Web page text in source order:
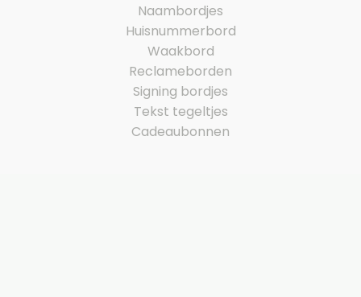
Naambordjes
Huisnummerbord
Waakbord
Reclameborden
Signing bordjes
Tekst tegeltjes
Cadeaubonnen